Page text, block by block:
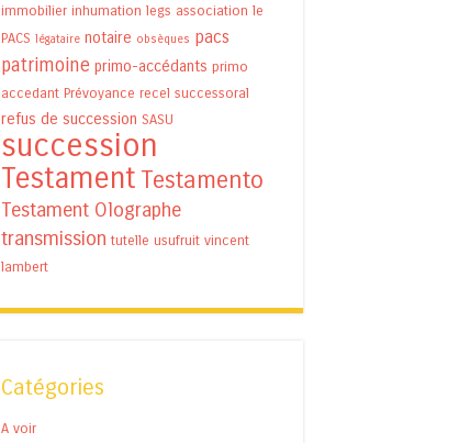
immobilier inhumation legs association le
PACS légataire notaire obsèques pacs
patrimoine primo-accédants primo
accedant Prévoyance recel successoral
refus de succession SASU
succession
Testament Testamento
Testament Olographe
transmission tutelle usufruit vincent
lambert
Catégories
A voir